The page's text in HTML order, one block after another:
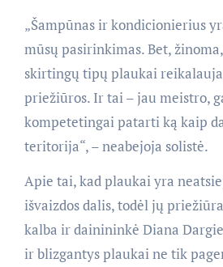
„Šampūnas ir kondicionierius
mūsų pasirinkimas. Bet,
skirtingų tipų plaukai
priežiūros. Ir tai – jau meistro,
kompetetingai patarti ką kaip
teritorija“, – neabejoja solistė.
Apie tai, kad plaukai yra
išvaizdos dalis, todėl jų
kalba ir dainininkė Diana
ir blizgantys plaukai ne tik